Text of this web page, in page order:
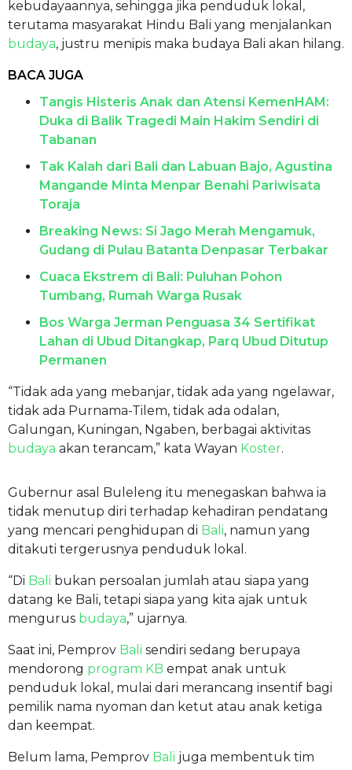
kebudayaannya, sehingga jika penduduk lokal,
terutama masyarakat Hindu Bali yang menjalankan
budaya, justru menipis maka budaya Bali akan hilang.
BACA JUGA
Tangis Histeris Anak dan Atensi KemenHAM:
Duka di Balik Tragedi Main Hakim Sendiri di
Tabanan
Tak Kalah dari Bali dan Labuan Bajo, Agustina
Mangande Minta Menpar Benahi Pariwisata
Toraja
Breaking News: Si Jago Merah Mengamuk,
Gudang di Pulau Batanta Denpasar Terbakar
Cuaca Ekstrem di Bali: Puluhan Pohon
Tumbang, Rumah Warga Rusak
Bos Warga Jerman Penguasa 34 Sertifikat
Lahan di Ubud Ditangkap, Parq Ubud Ditutup
Permanen
“Tidak ada yang mebanjar, tidak ada yang ngelawar,
tidak ada Purnama-Tilem, tidak ada odalan,
Galungan, Kuningan, Ngaben, berbagai aktivitas
budaya akan terancam,” kata Wayan Koster.
Gubernur asal Buleleng itu menegaskan bahwa ia
tidak menutup diri terhadap kehadiran pendatang
yang mencari penghidupan di Bali, namun yang
ditakuti tergerusnya penduduk lokal.
“Di Bali bukan persoalan jumlah atau siapa yang
datang ke Bali, tetapi siapa yang kita ajak untuk
mengurus budaya,” ujarnya.
Saat ini, Pemprov Bali sendiri sedang berupaya
mendorong program KB empat anak untuk
penduduk lokal, mulai dari merancang insentif bagi
pemilik nama nyoman dan ketut atau anak ketiga
dan keempat.
Belum lama, Pemprov Bali juga membentuk tim